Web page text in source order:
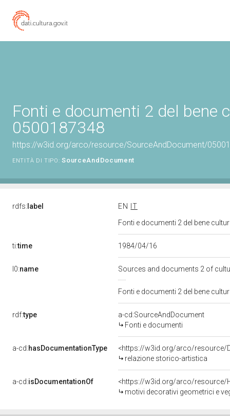
Fonti e documenti 2 del bene
0500187348
https://w3id.org/arco/resource/SourceAndDocument/
ENTITÀ DI TIPO: SourceAndDocument
rdfs: label EN
IT
Fonti e documenti 2 del bene
ti:time 1984/04/16
l0:name Sources and documents 2 of
Fonti e documenti 2 del bene
rdf:type
a-cd:SourceAndDocument
Fonti e documenti
a-cd:hasDocumentationType
<https://w3id.org/arco/resource/
relazione storico-artistica
a-cd:isDocumentationOf
<https://w3id.org/arco/resource/
motivi decorativi geometrici e